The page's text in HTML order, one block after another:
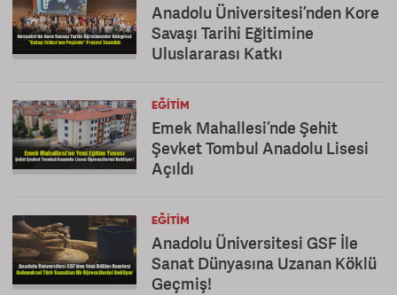
Anadolu Üniversitesi’nden Kore
Savaşı Tarihi Eğitimine
Uluslararası Katkı
EĞITIM
Emek Mahallesi’nde Şehit
Şevket Tombul Anadolu Lisesi
Açıldı
EĞITIM
Anadolu Üniversitesi GSF İle
Sanat Dünyasına Uzanan Köklü
Geçmiş!